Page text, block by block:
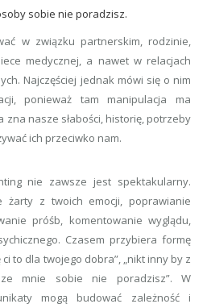
sobie nie poradzisz.
w związku partnerskim, rodzinie,
medycznej, a nawet w relacjach
Najczęściej jednak mówi się o nim
ponieważ tam manipulacja ma
zna nasze słabości, historię, potrzeby
ich przeciwko nam.
nie zawsze jest spektakularny.
żarty z twoich emocji, poprawianie
próśb, komentowanie wyglądu,
Czasem przybiera formę
ci to dla twojego dobra”, „nikt inny by z
mnie sobie nie poradzisz”. W
mogą budować zależność i